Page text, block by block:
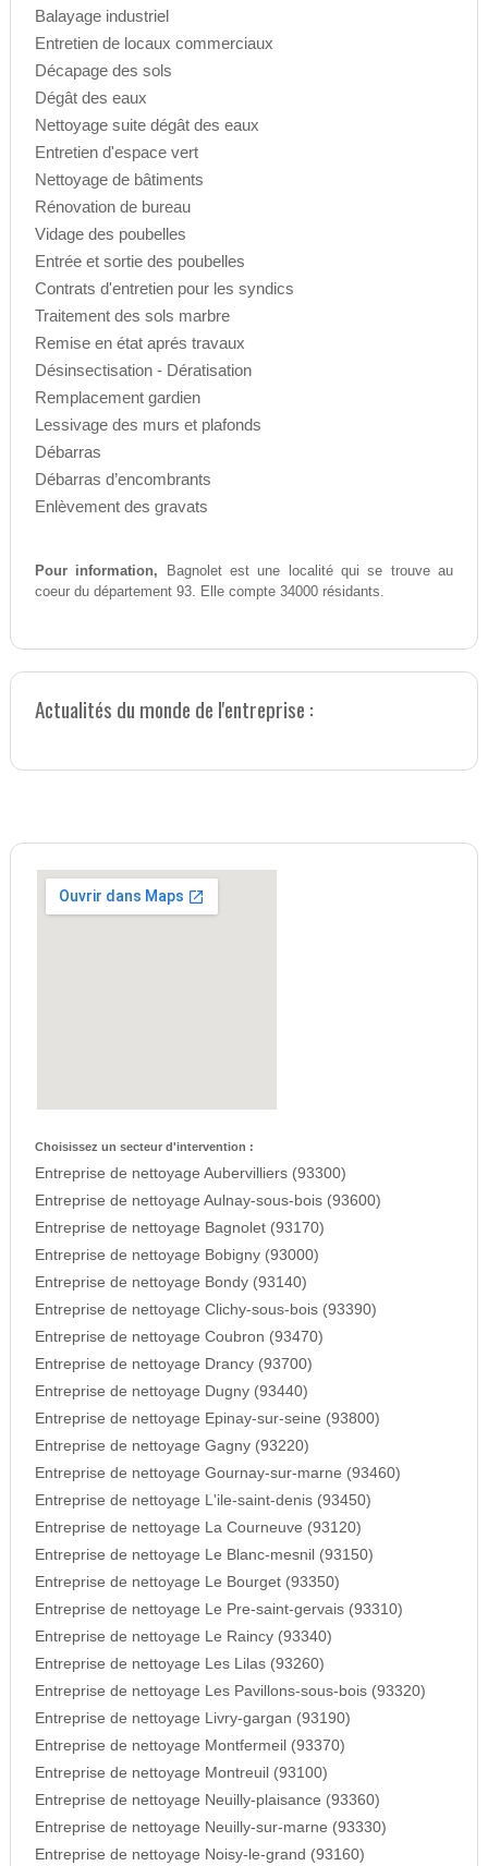
Balayage industriel
Entretien de locaux commerciaux
Décapage des sols
Dégât des eaux
Nettoyage suite dégât des eaux
Entretien d'espace vert
Nettoyage de bâtiments
Rénovation de bureau
Vidage des poubelles
Entrée et sortie des poubelles
Contrats d'entretien pour les syndics
Traitement des sols marbre
Remise en état aprés travaux
Désinsectisation - Dératisation
Remplacement gardien
Lessivage des murs et plafonds
Débarras
Débarras d’encombrants
Enlèvement des gravats
Pour information, Bagnolet est une localité qui se trouve au
coeur du département 93. Elle compte 34000 résidants.
Actualités du monde de l'entreprise :
Choisissez un secteur d'intervention :
Entreprise de nettoyage Aubervilliers (93300)
Entreprise de nettoyage Aulnay-sous-bois (93600)
Entreprise de nettoyage Bagnolet (93170)
Entreprise de nettoyage Bobigny (93000)
Entreprise de nettoyage Bondy (93140)
Entreprise de nettoyage Clichy-sous-bois (93390)
Entreprise de nettoyage Coubron (93470)
Entreprise de nettoyage Drancy (93700)
Entreprise de nettoyage Dugny (93440)
Entreprise de nettoyage Epinay-sur-seine (93800)
Entreprise de nettoyage Gagny (93220)
Entreprise de nettoyage Gournay-sur-marne (93460)
Entreprise de nettoyage L'ile-saint-denis (93450)
Entreprise de nettoyage La Courneuve (93120)
Entreprise de nettoyage Le Blanc-mesnil (93150)
Entreprise de nettoyage Le Bourget (93350)
Entreprise de nettoyage Le Pre-saint-gervais (93310)
Entreprise de nettoyage Le Raincy (93340)
Entreprise de nettoyage Les Lilas (93260)
Entreprise de nettoyage Les Pavillons-sous-bois (93320)
Entreprise de nettoyage Livry-gargan (93190)
Entreprise de nettoyage Montfermeil (93370)
Entreprise de nettoyage Montreuil (93100)
Entreprise de nettoyage Neuilly-plaisance (93360)
Entreprise de nettoyage Neuilly-sur-marne (93330)
Entreprise de nettoyage Noisy-le-grand (93160)